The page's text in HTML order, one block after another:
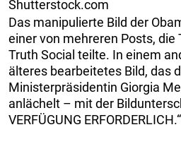
Shutterstock.com
Das manipulierte Bild der
einer von mehreren Posts,
Truth Social teilte. In einem
älteres bearbeitetes Bild, das
Ministerpräsidentin Giorgia
anlächelt – mit der
VERFÜGUNG ERFORDERLICH.“